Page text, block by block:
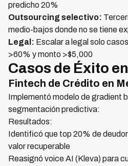
predicho 20%
Outsourcing selectivo:
medio-bajos donde no se tiene
Legal: Escalar a legal solo
>60% y monto >$5,000
Casos de Éxito
Fintech de Crédito en
Implementó modelo de gradient
segmentación predictiva:
Resultados:
Identificó que top 20% de
valor recuperable
Reasignó voice AI (Kleva) para